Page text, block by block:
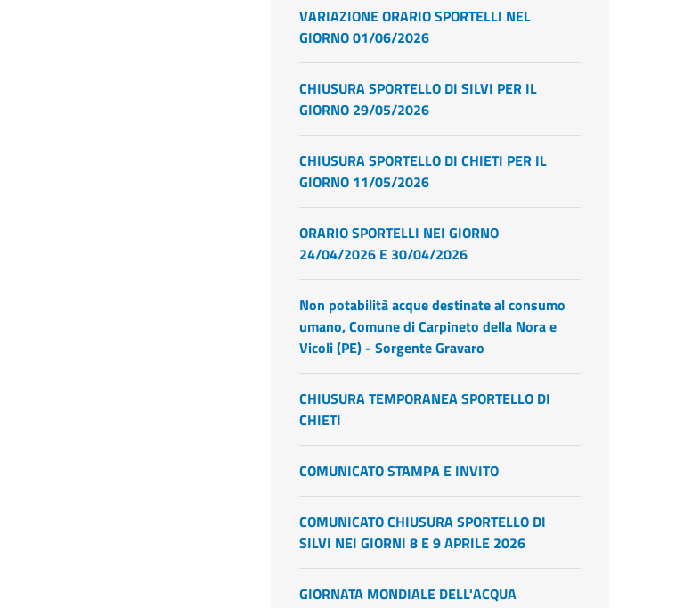
VARIAZIONE ORARIO SPORTELLI NEL
GIORNO 01/06/2026
CHIUSURA SPORTELLO DI SILVI PER IL
GIORNO 29/05/2026
CHIUSURA SPORTELLO DI CHIETI PER IL
GIORNO 11/05/2026
ORARIO SPORTELLI NEI GIORNO
24/04/2026 E 30/04/2026
Non potabilità acque destinate al consumo
umano, Comune di Carpineto della Nora e
Vicoli (PE) - Sorgente Gravaro
CHIUSURA TEMPORANEA SPORTELLO DI
CHIETI
COMUNICATO STAMPA E INVITO
COMUNICATO CHIUSURA SPORTELLO DI
SILVI NEI GIORNI 8 E 9 APRILE 2026
GIORNATA MONDIALE DELL'ACQUA